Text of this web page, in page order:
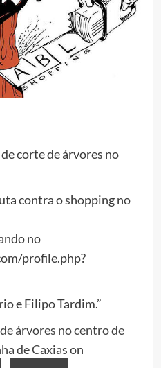
corte de árvores no
contra o shopping no
no
profile.php?
e Filipo Tardim.”
árvores no centro de
de Caxiason